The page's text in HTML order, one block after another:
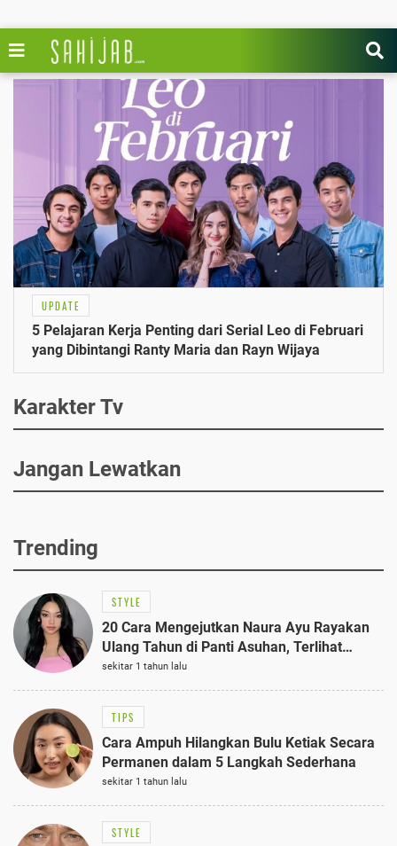
UPDATE
5 Pelajaran Kerja Penting dari Serial Leo di Februari
yang Dibintangi Ranty Maria dan Rayn Wijaya
Karakter Tv
Jangan Lewatkan
Trending
STYLE
20 Cara Mengejutkan Naura Ayu Rayakan
Ulang Tahun di Panti Asuhan, Terlihat
Anggun dengan Kaftan Cokelat
sekitar 1 tahun lalu
TIPS
Cara Ampuh Hilangkan Bulu Ketiak Secara
Permanen dalam 5 Langkah Sederhana
sekitar 1 tahun lalu
STYLE